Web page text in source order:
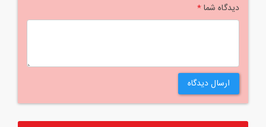
دیدگاه شما*
ارسال دیدگاه